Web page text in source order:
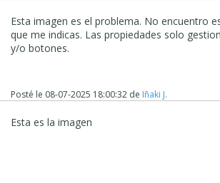
Esta imagen es el problema. No encuentro
que me indicas. Las propiedades solo
y/o botones.
Posté le 08-07-2025 18:00:32 de Iñaki J.
Esta es la imagen